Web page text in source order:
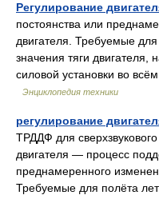
Регулирование
постоянства или
двигателя. Требуемые
значения тяги двигателя,
силовой установки во
Энциклопедия техники
регулирование
ТРДДФ для
двигателя — процесс
преднамеренного
Требуемые для полёта